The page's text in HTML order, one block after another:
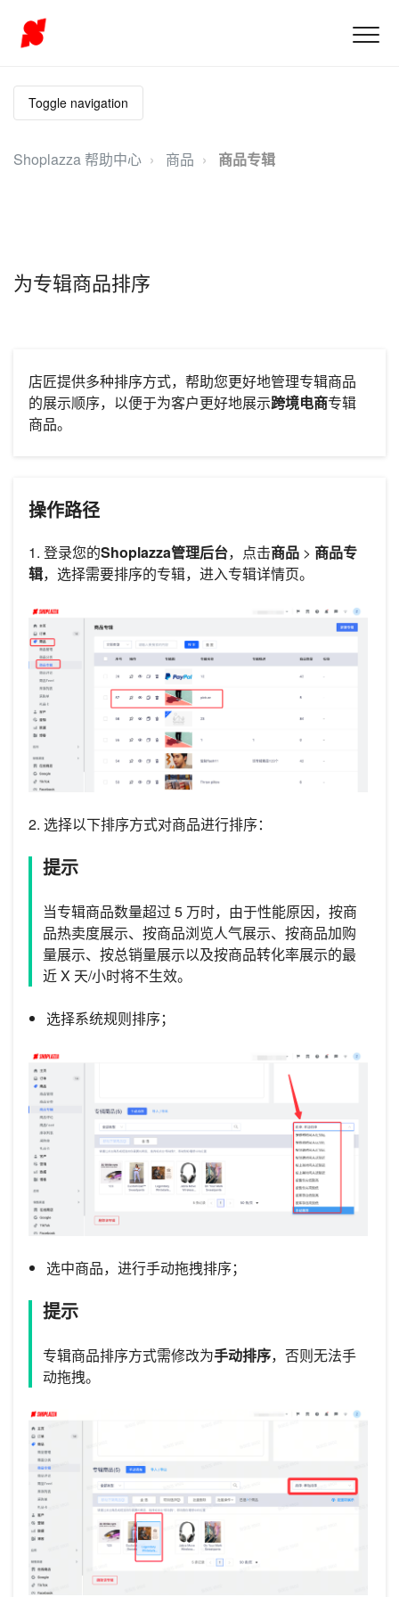
Toggle navigation
Shoplazza 帮助中心 商品 商品专辑
为专辑商品排序
店匠提供多种排序方式，帮助您更好地管理专辑商品
的展示顺序，以便于为客户更好地展示跨境电商专辑
商品。
操作路径
1. 登录您的Shoplazza管理后台，点击商品 > 商品专
辑，选择需要排序的专辑，进入专辑详情页。
2. 选择以下排序方式对商品进行排序：
提示
当专辑商品数量超过 5 万时，由于性能原因，按商
品热卖度展示、按商品浏览人气展示、按商品加购
量展示、按总销量展示以及按商品转化率展示的最
近 X 天/小时将不生效。
选择系统规则排序；
选中商品，进行手动拖拽排序；
提示
专辑商品排序方式需修改为手动排序，否则无法手
动拖拽。